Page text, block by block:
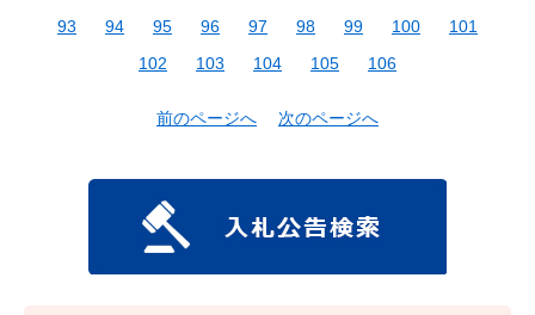
93
94 95 96 97 98 99 100
101
102
103 104 105 106
前のページへ 次のページへ